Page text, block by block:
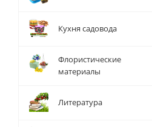
Кухня садовода
Флористические
материалы
Литература